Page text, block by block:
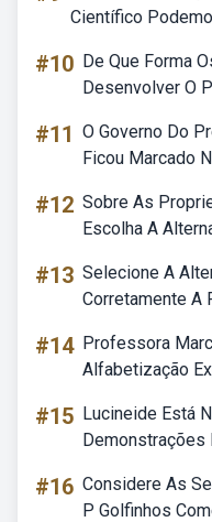
Científico
#10 De Que Forma
Desenvolver O
#11 O Governo Do
Ficou Marcado
#12 Sobre As
Escolha A
#13 Selecione A
Corretamente A
#14 Professora
Alfabetização
#15 Lucineide Está
Demonstrações
#16 Considere As
P Golfinhos